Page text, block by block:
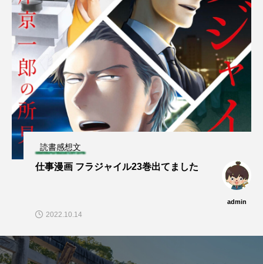
読書感想文
仕事漫画 フラジャイル23巻出てました
admin
2022.10.14